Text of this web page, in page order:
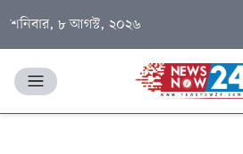
শনিবার, ৮ আগস্ট, ২০২৬